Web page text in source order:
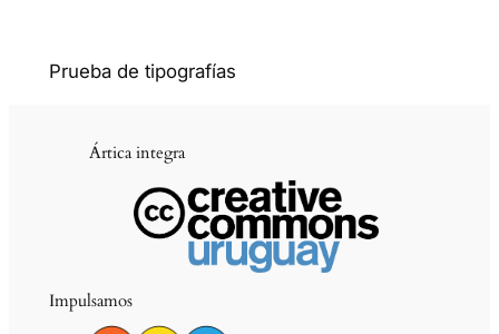
Prueba de tipografías
Ártica integra
Impulsamos